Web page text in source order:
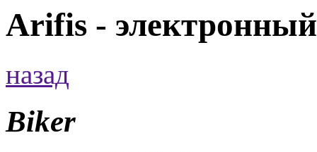
Arifis -
назад
Biker